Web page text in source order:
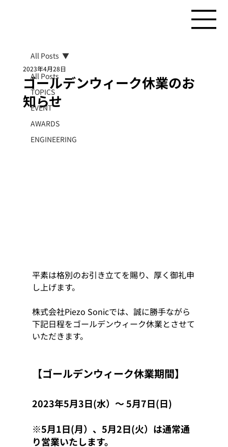
All Posts
TOPICS
EVENT
AWARDS
ENGINEERING
All Posts
ゴールデンウィーク休業のお
知らせ
2023年4月28日
平素は格別のお引き立てを賜り、厚く御礼申
し上げます。
株式会社Piezo Sonicでは、誠に勝手ながら
下記日程をゴールデンウィーク休業とさせて
いただきます。
【ゴールデンウィーク休業期間】
2023年5月3日(水）～ 5月7日(日)
※5月1日(月）、5月2日(火）は通常通
り営業いたします。